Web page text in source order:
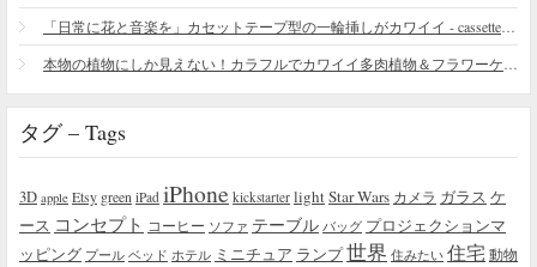
タグ – Tags
3D apple Etsy green iPad iPhone kickstarter lightStar Wars カメラ ガラス ケ
ース コンセプト コーヒー ソファ テーブル バッグ プロジェクションマ
ッピング プール ベッド ホテル ミニチュア ランプ世界 住みたい 住宅 動物